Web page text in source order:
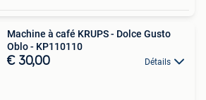
Machine à café KRUPS - Dolce Gusto
Oblo - KP110110
€ 30,00 Détails